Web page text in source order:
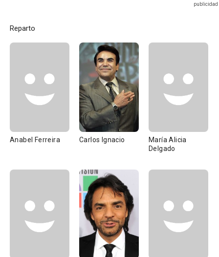
Reparto
Anabel Ferreira Carlos Ignacio
María Alicia
Delgado